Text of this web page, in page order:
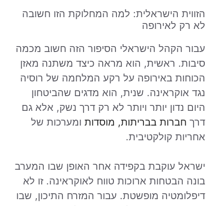
הזווית הישראלית: למה המחלוקת הזו חשובה
לא רק לאירופה
עבור הקהל הישראלי הסיפור הזה חשוב מכמה
סיבות. ראשית, הוא מראה כיצד משתנה מאזן
הכוחות באירופה על רקע המלחמה של רוסיה
נגד אוקראינה. שנית, הוא מדגים שהביטחון
היום נדון יותר ויותר לא רק דרך נשק, אלא גם
דרך חברות בבריתות, מוסדות ומערכות של
אחריות קולקטיבית.
ישראל עוקבת בקפידה אחר האופן שבו המערב
בונה הבטחות ארוכות טווח לאוקראינה. זו לא
דיפלומטיה מופשטת. עבור המזרח התיכון, שבו